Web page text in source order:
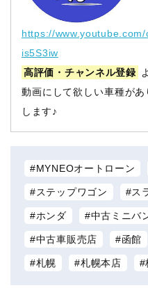
https://www.youtube.com/
is5S3iw
高評価・チャンネル登録
動画にして欲しい車種が
します♪
MYNEOオートローン
ステップワゴン ス
ホンダ 中古ミニバ
中古車販売店 函館
札幌 札幌本店